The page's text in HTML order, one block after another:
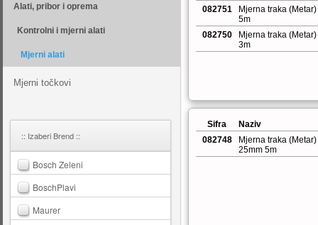
Alati, pribor i oprema
Kontrolni i mjerni alati
Mjerni alati
Mjerni točkovi
:: Izaberi Brend ::
Bosch Zeleni
BoschPlavi
Maurer
082751
Mjerna traka
5m
082750
Mjerna traka
3m
Sifra
Naziv
082748
Mjerna traka
25mm 5m